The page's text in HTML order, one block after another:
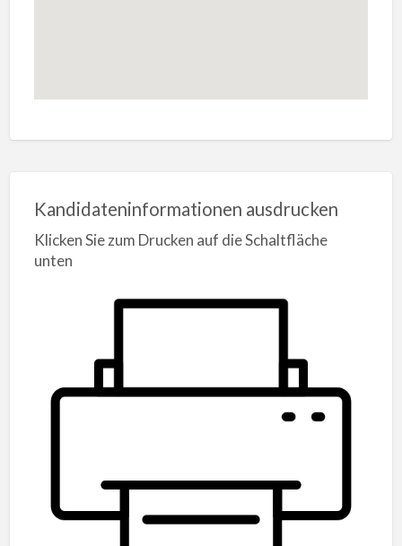
Kandidateninformationen ausdrucken
Klicken Sie zum Drucken auf die Schaltfläche
unten